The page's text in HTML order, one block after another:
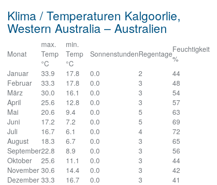
Klima / Temperaturen Kalgoorlie,
Western Australia – Australien
Monat
max.
Temp
°C
min.
Temp
°C
SonnenstundenRegentageFeuchtigkeit
%
Januar
33.9 17.8 0.0 2
44
Februar
33.3 17.8 0.0 3
48
März
30.0 16.1 0.0 3
54
April
25.6 12.8 0.0 3
57
Mai
20.6 9.4 0.0 5
63
Juni
17.2 7.2 0.0 5
69
Juli
16.7 6.1 0.0 4
72
August
18.3 6.7 0.0 3
65
September22.8 8.9 0.0 3
56
Oktober
25.6 11.1 0.0 3
44
November 30.6 14.4 0.0 3
42
Dezember 33.3 16.7 0.0 3 41